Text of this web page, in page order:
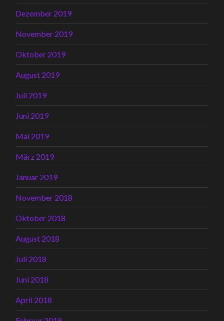
Dezember 2019
November 2019
Oktober 2019
August 2019
Juli 2019
Juni 2019
Mai 2019
März 2019
Januar 2019
November 2018
Oktober 2018
August 2018
Juli 2018
Juni 2018
April 2018